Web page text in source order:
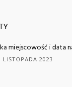
miejscowość i data
LISTOPADA 2023